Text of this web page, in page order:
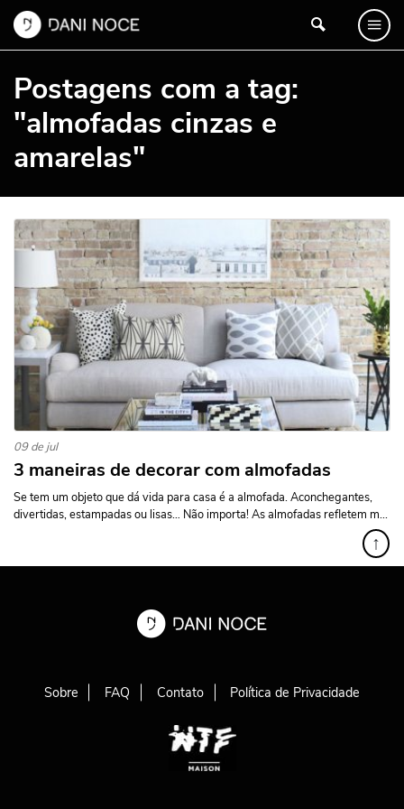
Postagens com a tag:
"almofadas cinzas e
amarelas"
09 de jul
3 maneiras de decorar com almofadas
Se tem um objeto que dá vida para casa é a almofada. Aconchegantes,
divertidas, estampadas ou lisas… Não importa! As almofadas refletem m...
↑
Sobre FAQ Contato Política de Privacidade